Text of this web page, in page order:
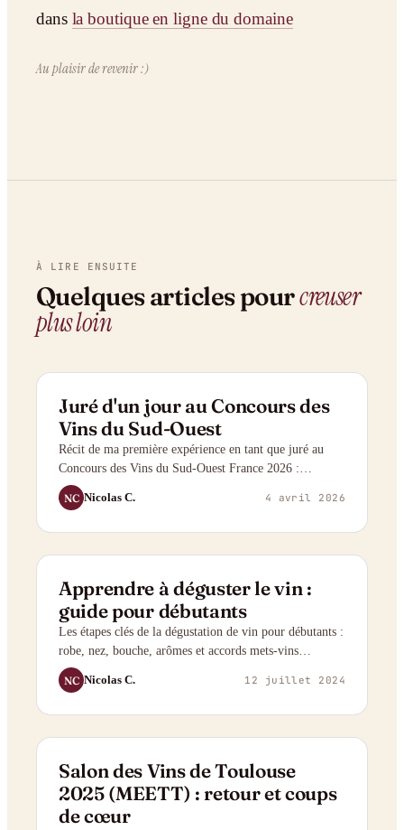
dans la boutique en ligne du domaine
Au plaisir de revenir :)
À LIRE ENSUITE
Quelques articles pourcreuser
plus loin
Juré d'un jour au Concours des
Vins du Sud-Ouest
Récit de ma première expérience en tant que juré au
Concours des Vins du Sud-Ouest France 2026 :
protocole de dégustation, vins dégustés (Gaillac,
Bergerac, Comté Tolosan), et regard honnête sur ce que
NC Nicolas C. 4 avril 2026
Apprendre à déguster le vin :
guide pour débutants
Les étapes clés de la dégustation de vin pour débutants :
robe, nez, bouche, arômes et accords mets-vins
expliqués simplement.
NC Nicolas C. 12 juillet 2024
Salon des Vins de Toulouse
2025 (MEETT) : retour et coups
de cœur